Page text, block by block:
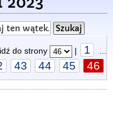
do strony | 1
43 44 45 46